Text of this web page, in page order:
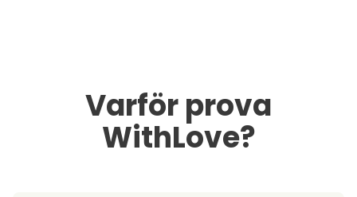
Varför prova
WithLove?